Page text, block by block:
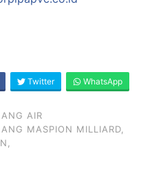
Twitter WhatsApp
AIR
MASPION MILLIARD,